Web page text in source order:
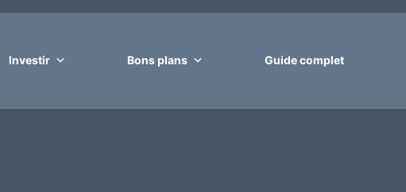
Investir Bons plans Guide complet